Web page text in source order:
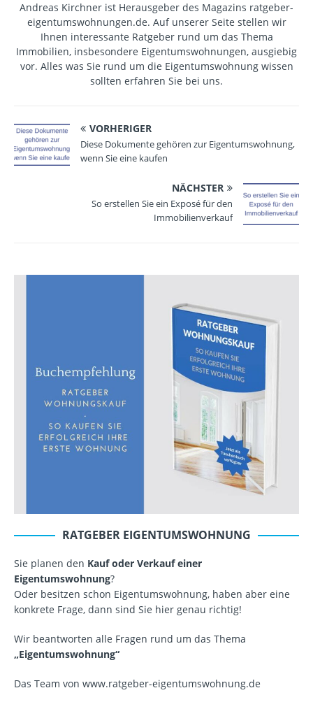
Andreas Kirchner ist Herausgeber des Magazins ratgeber-
eigentumswohnungen.de. Auf unserer Seite stellen wir
Ihnen interessante Ratgeber rund um das Thema
Immobilien, insbesondere Eigentumswohnungen, ausgiebig
vor. Alles was Sie rund um die Eigentumswohnung wissen
sollten erfahren Sie bei uns.
VORHERIGER
Diese Dokumente gehören zur Eigentumswohnung,
wenn Sie eine kaufen
NÄCHSTER
So erstellen Sie ein Exposé für den
Immobilienverkauf
RATGEBER EIGENTUMSWOHNUNG
Sie planen den Kauf oder Verkauf einer
Eigentumswohnung?
Oder besitzen schon Eigentumswohnung, haben aber eine
konkrete Frage, dann sind Sie hier genau richtig!
Wir beantworten alle Fragen rund um das Thema
„Eigentumswohnung“
Das Team von www.ratgeber-eigentumswohnung.de